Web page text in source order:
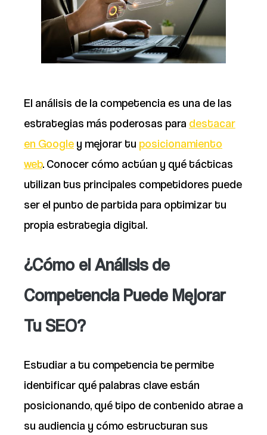
El análisis de la competencia es una de las
estrategias más poderosas para destacar
en Google y mejorar tu posicionamiento
web. Conocer cómo actúan y qué tácticas
utilizan tus principales competidores puede
ser el punto de partida para optimizar tu
propia estrategia digital.
¿Cómo el Análisis de
Competencia Puede Mejorar
Tu SEO?
Estudiar a tu competencia te permite
identificar qué palabras clave están
posicionando, qué tipo de contenido atrae a
su audiencia y cómo estructuran sus